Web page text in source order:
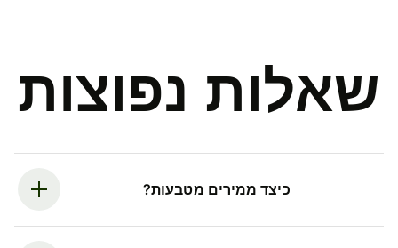
שאלות נפוצות
כיצד ממירים מטבעות?